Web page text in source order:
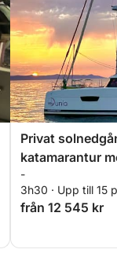
Privat
katamarantur
stjärnorna
-
3h30 · Upp till 15
från 12 545 kr